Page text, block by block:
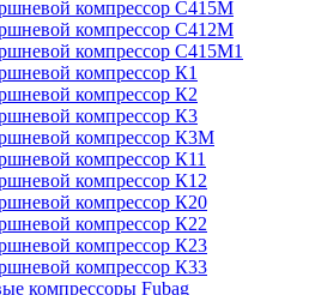
компрессор С415М
компрессор С412М
компрессор С415М1
компрессор К1
компрессор К2
компрессор К3
компрессор К3М
компрессор К11
компрессор К12
компрессор К20
компрессор К22
компрессор К23
компрессор К33
компрессоры Fubag